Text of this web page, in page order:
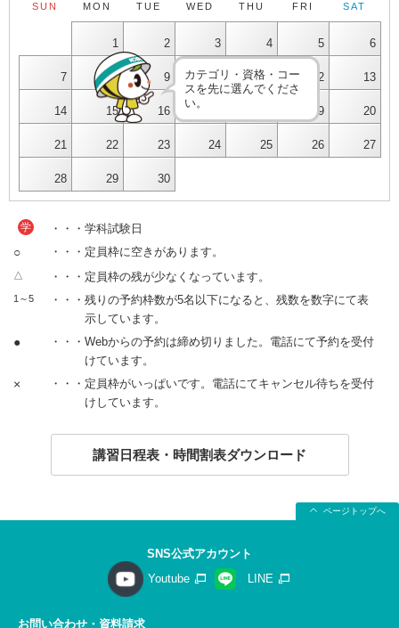
SUN MON TUE WED THU FRI SAT
1 2 3 4 5 6
7 8 9 10 11 12 13
14 15 16 19 20
21 22 23 24 25 26 27
28 29 30
カテゴリ・資格・コー
スを先に選んでくださ
い。
学 ・・・学科試験日
○ ・・・定員枠に空きがあります。
△ ・・・定員枠の残が少なくなっています。
1～5
・・・残りの予約枠数が5名以下になると、残数を数字にて表
示しています。
●
・・・Webからの予約は締め切りました。電話にて予約を受付
けています。
×
・・・定員枠がいっぱいです。電話にてキャンセル待ちを受付
けしています。
講習日程表・時間割表ダウンロード
ページトップへ
SNS公式アカウント
Youtube
LINE
お問い合わせ・資料請求